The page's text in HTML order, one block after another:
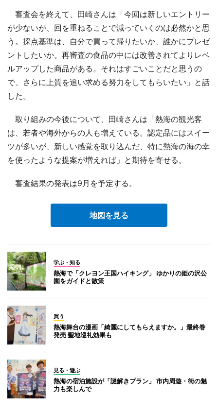
審査会を終えて、田崎さんは「今回は新しいエントリー
が少ないが、回を重ねることで減っていくのは必然かと思
う。採点基準は、自分で買って帰りたいか、誰かにプレゼ
ントしたいか。再審査の食品の中には改善されてよりレベ
ルアップした商品がある。それはすごいことだと思うの
で、さらに上質を追い求める努力をしてもらいたい」と話
した。
取り組みの今後について、田崎さんは「熱海の観光客
は、若者や海外からの人も増えている。認定品にはスイー
ツが多いが、新しい感覚を取り込んだ、特に熱海の海の幸
を使ったような提案が増えれば」と期待を寄せる。
審査結果の発表は9月を予定する。
地図を見る
学ぶ・知る
熱海で「クレヨン王国ハイキング」 ゆかりの姫の沢公
園をガイドと散策
買う
熱海舞台の漫画「綺麗にしてもらえますか。」最終巻
発売 聖地巡礼効果も
見る・遊ぶ
熱海の宿泊施設が「謎解きプラン」 市内周遊・街の魅
力も楽しんで